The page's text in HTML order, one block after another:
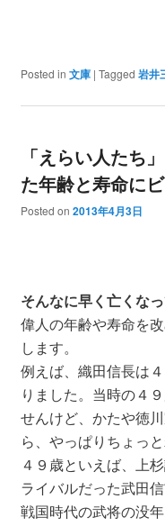
Posted in 文庫 | Tagged 岩井
「えらい人たち
た年齢と寿命に
Posted on 2013年4月3日
そんなに早く亡くな
偉人の年齢や寿命を
します。
例えば、織田信長は
りました。当時の４
せんけど、かたや徳
ら、やっぱりちょっ
４９歳といえば、上
ライバルだった武田信
戦国時代の武将の没